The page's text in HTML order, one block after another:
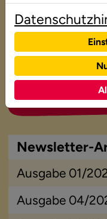
Aktuelle
Zum Newsletter
Newsletter-
Ausgabe 01/
Ausgabe 04/